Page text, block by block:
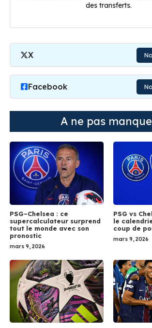
des transferts.
X
Facebook
A ne pas
PSG–Chelsea : ce
supercalculateur surprend
tout le monde avec son
pronostic
mars 9, 2026
PSG vs
le
coup de
mars 9, 2026